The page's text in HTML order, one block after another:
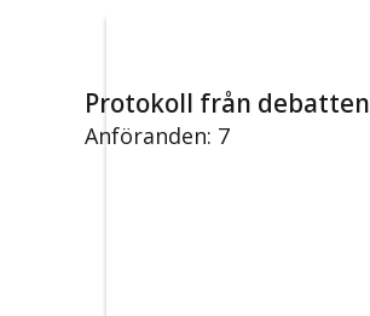
Protokoll från debatten
Anföranden: 7